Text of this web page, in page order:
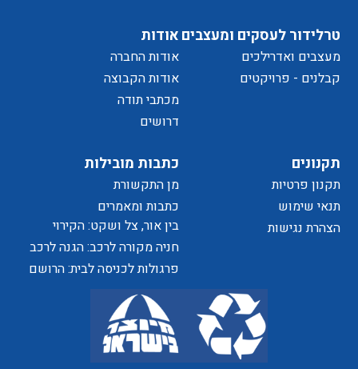
של
האתר
תקנונים
תקנון פרטיות
תנאי שימוש
הצהרת נגישות
כתבות מובילות
מן התקשורת
כתבות ומאמרים
בין אור, צל ושקט: הקירוי
כאלמנט מעצב בחוויית המרחב
חניה מקורה לרכב: הגנה לרכב
ושדרוג לבית
פרגולות לכניסה לבית: הרושם
אודות
אודות החברה
אודות הקבוצה
מכתבי תודה
דרושים
טרלידור לעסקים ומעצבים
מעצבים ואדרילכים
קבלנים - פרויקטים